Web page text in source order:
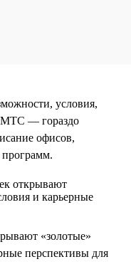
условия,
МТС — гораздо
офисов,
«золотые»
перспективы для